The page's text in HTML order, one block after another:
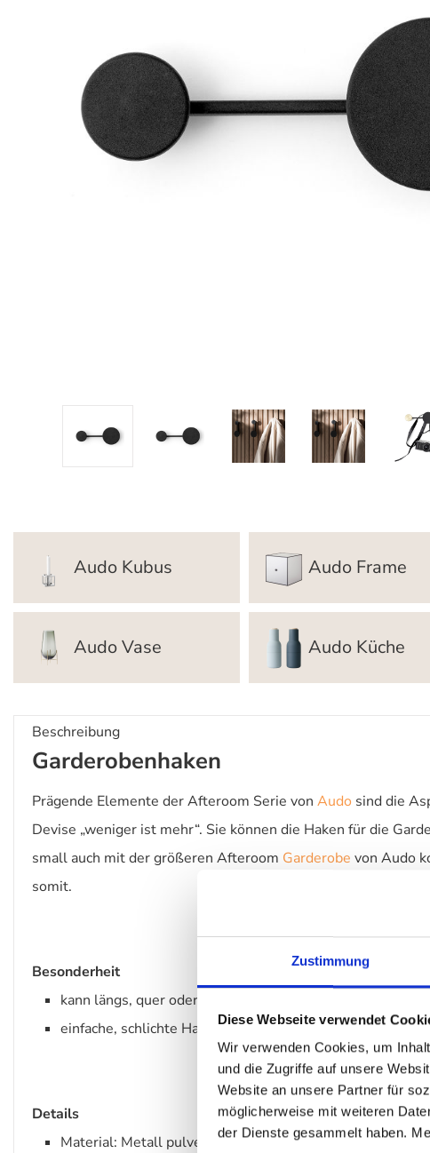
Zustimmung
Diese Webseite verwendet
Wir verwenden Cookies, um
und die Zugriffe auf unsere
Website an unsere Partner für
möglicherweise mit weiteren
der Dienste gesammelt haben.
Audo Kubus Audo Frame
Audo Vase Audo Küche
Beschreibung
Garderobenhaken
Prägende Elemente der Afteroom Serie von Audo sind die
Devise „weniger ist mehr“. Sie können die Haken für die
small auch mit der größeren Afteroom Garderobe von Audo
somit.
Besonderheit
kann längs, quer oder auch schräg aufgehängt werden
einfache, schlichte Haken perfekt für die Garderobe, das
Details
Material: Metall pulverbeschichtet (je nach Variante mit